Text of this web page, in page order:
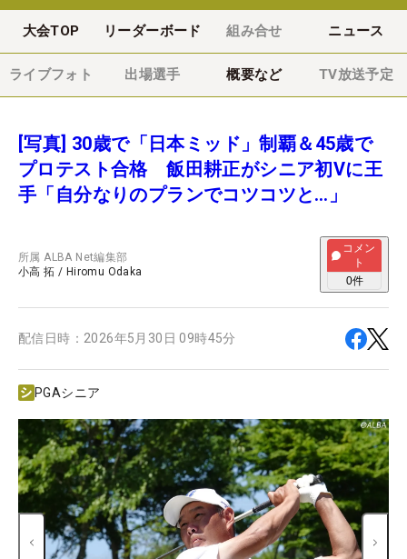
大会TOP リーダーボード 組み合せ ニュース
ライブフォト 出場選手 概要など TV放送予定
[写真] 30歳で「日本ミッド」制覇＆45歳で
プロテスト合格 飯田耕正がシニア初Vに王
手「自分なりのプランでコツコツと…」
所属ALBA Net編集部
小高 拓 / Hiromu Odaka
コメン
ト
0件
配信日時： 2026年5月30日 09時45分
PGAシニア